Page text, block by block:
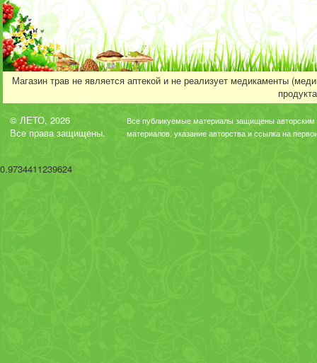
Магазин трав не является аптекой и не реализует медикаменты
© ЛЕТО, 2026
Все права защищены.
Все публикуемые материалы защищены авторским
материалов, указание авторства и ссылка на
0.9734411239624